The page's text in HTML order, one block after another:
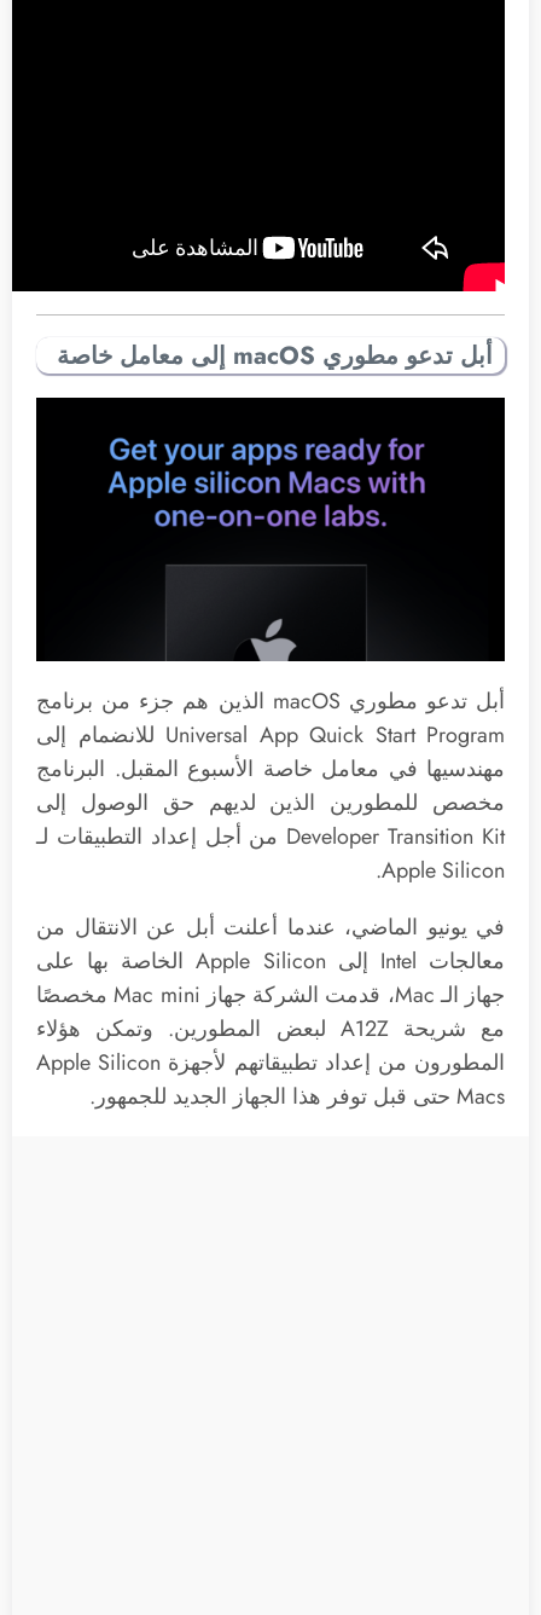
أبل تدعو مطوري macOS إلى معامل خاصة
أبل تدعو مطوري macOS الذين هم جزء من برنامج
Universal App Quick Start Program للانضمام إلى
مهندسيها في معامل خاصة الأسبوع المقبل. البرنامج
مخصص للمطورين الذين لديهم حق الوصول إلى
Developer Transition Kit من أجل إعداد التطبيقات لـ
Apple Silicon.
في يونيو الماضي، عندما أعلنت أبل عن الانتقال من
معالجات Intel إلى Apple Silicon الخاصة بها على
جهاز الـ Mac، قدمت الشركة جهاز Mac mini مخصصًا
مع شريحة A12Z لبعض المطورين. وتمكن هؤلاء
المطورون من إعداد تطبيقاتهم لأجهزة Apple Silicon
Macs حتى قبل توفر هذا الجهاز الجديد للجمهور.